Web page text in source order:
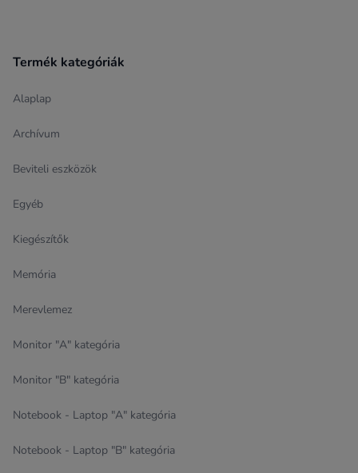
Termék kategóriák
Alaplap
Archívum
Beviteli eszközök
Egyéb
Kiegészítők
Memória
Merevlemez
Monitor "A" kategória
Monitor "B" kategória
Notebook - Laptop "A" kategória
Notebook - Laptop "B" kategória